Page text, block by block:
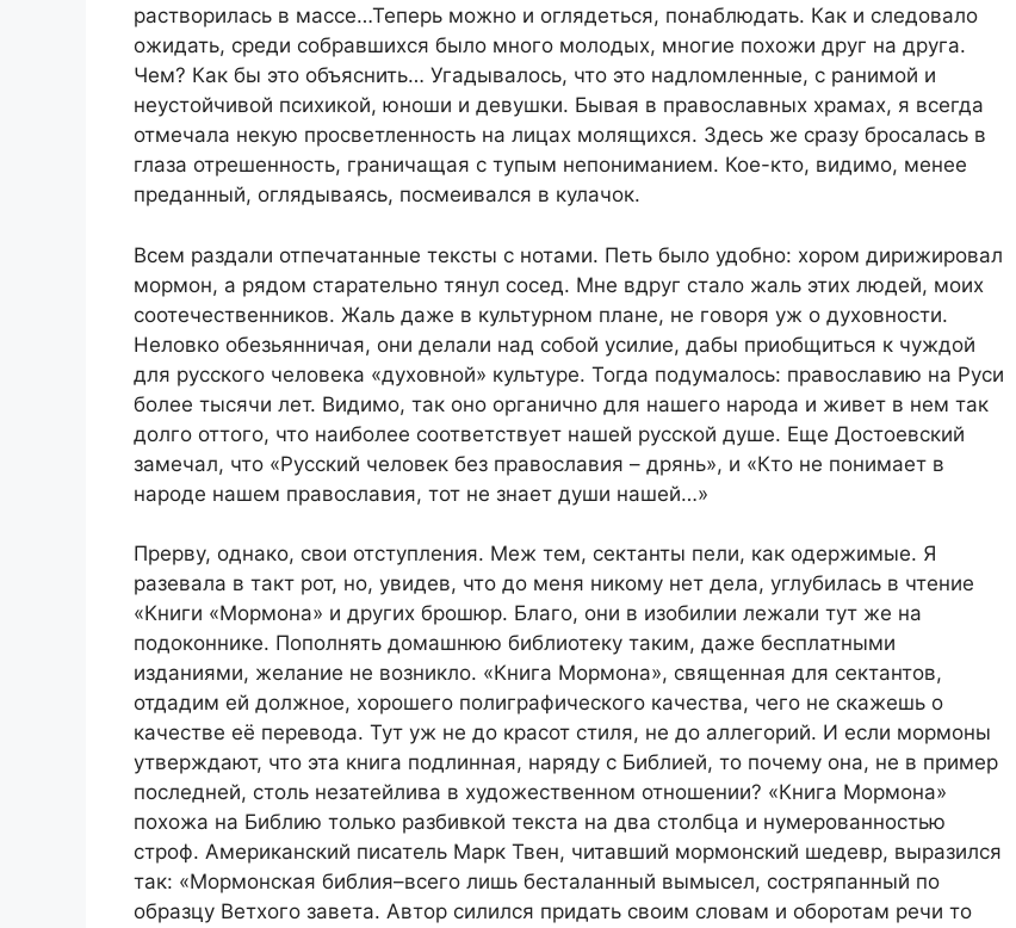
растворилась в массе…Теперь можно и оглядеться, понаблюдать. Как и следовало
ожидать, среди собравшихся было много молодых, многие похожи друг на друга.
Чем? Как бы это объяснить… Угадывалось, что это надломленные, с ранимой и
неустойчивой психикой, юноши и девушки. Бывая в православных храмах, я всегда
отмечала некую просветленность на лицах молящихся. Здесь же сразу бросалась в
глаза отрешенность, граничащая с тупым непониманием. Кое-кто, видимо, менее
преданный, оглядываясь, посмеивался в кулачок.
Всем раздали отпечатанные тексты с нотами. Петь было удобно: хором дирижировал
мормон, а рядом старательно тянул сосед. Мне вдруг стало жаль этих людей, моих
соотечественников. Жаль даже в культурном плане, не говоря уж о духовности.
Неловко обезьянничая, они делали над собой усилие, дабы приобщиться к чуждой
для русского человека «духовной» культуре. Тогда подумалось: православию на Руси
более тысячи лет. Видимо, так оно органично для нашего народа и живет в нем так
долго оттого, что наиболее соответствует нашей русской душе. Еще Достоевский
замечал, что «Русский человек без православия – дрянь», и «Кто не понимает в
народе нашем православия, тот не знает души нашей…»
Прерву, однако, свои отступления. Меж тем, сектанты пели, как одержимые. Я
разевала в такт рот, но, увидев, что до меня никому нет дела, углубилась в чтение
«Книги «Мормона» и других брошюр. Благо, они в изобилии лежали тут же на
подоконнике. Пополнять домашнюю библиотеку таким, даже бесплатными
изданиями, желание не возникло. «Книга Мормона», священная для сектантов,
отдадим ей должное, хорошего полиграфического качества, чего не скажешь о
качестве её перевода. Тут уж не до красот стиля, не до аллегорий. И если мормоны
утверждают, что эта книга подлинная, наряду с Библией, то почему она, не в пример
последней, столь незатейлива в художественном отношении? «Книга Мормона»
похожа на Библию только разбивкой текста на два столбца и нумерованностью
строф. Американский писатель Марк Твен, читавший мормонский шедевр, выразился
так: «Мормонская библия–всего лишь бесталанный вымысел, состряпанный по
образцу Ветхого завета. Автор силился придать своим словам и оборотам речи то